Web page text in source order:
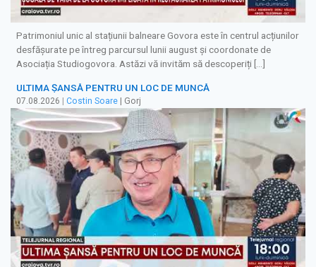
Patrimoniul unic al stațiunii balneare Govora este în centrul acțiunilor
desfășurate pe întreg parcursul lunii august și coordonate de
Asociația Studiogovora. Astăzi vă invităm să descoperiți […]
ULTIMA ȘANSĂ PENTRU UN LOC DE MUNCĂ
07.08.2026 Costin Soare | Gorj